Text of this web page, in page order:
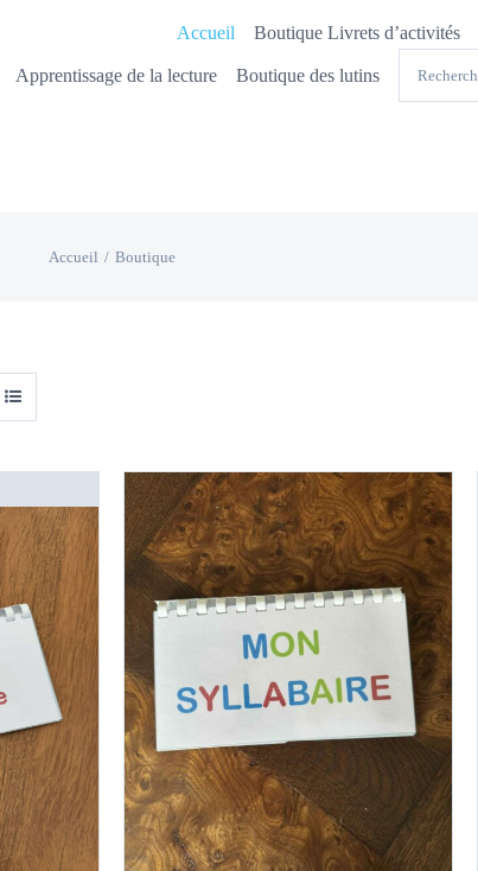
Accueil Boutique Livrets d’activités
Apprentissage de la lecture Boutique des lutins
Accueil Boutique